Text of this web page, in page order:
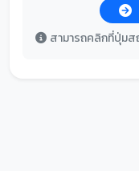
สามารถคลิกที่ปุ่มส